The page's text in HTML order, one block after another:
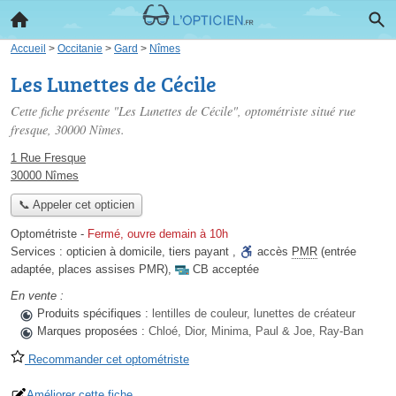
Accueil > Occitanie > Gard > Nîmes
Les Lunettes de Cécile
Cette fiche présente "Les Lunettes de Cécile", optométriste situé rue
fresque, 30000 Nîmes.
1 Rue Fresque
30000 Nîmes
📞 Appeler cet opticien
Optométriste - Fermé, ouvre demain à 10h
Services : opticien à domicile, tiers payant , accès PMR (entrée
adaptée, places assises PMR),
CB acceptée
En vente :
Produits spécifiques : lentilles de couleur, lunettes de créateur
Marques proposées : Chloé, Dior, Minima, Paul & Joe, Ray-Ban
Recommander cet optométriste